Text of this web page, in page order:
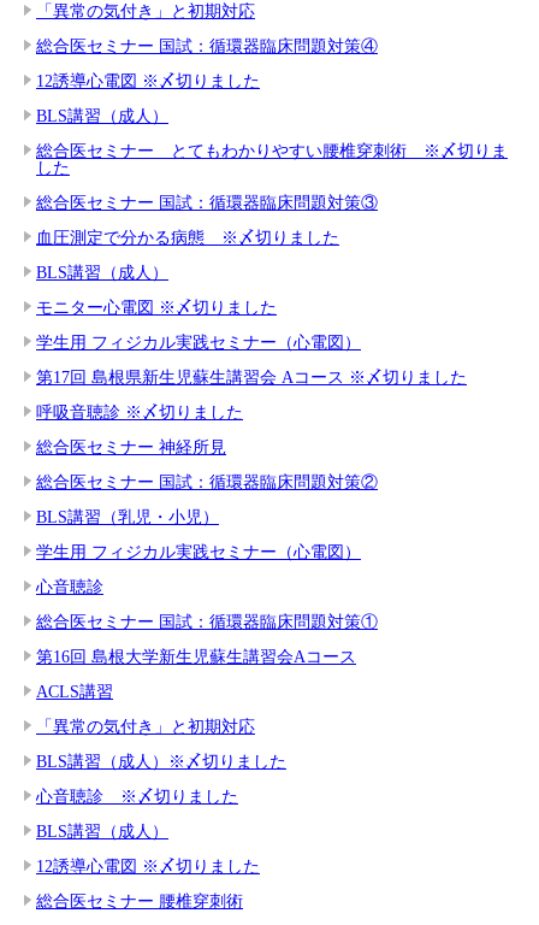
「異常の気付き」と初期対応
総合医セミナー 国試：循環器臨床問題対策④
12誘導心電図 ※〆切りました
BLS講習（成人）
総合医セミナー とてもわかりやすい腰椎穿刺術 ※〆切りま
した
総合医セミナー 国試：循環器臨床問題対策③
血圧測定で分かる病態 ※〆切りました
BLS講習（成人）
モニター心電図 ※〆切りました
学生用 フィジカル実践セミナー（心電図）
第17回 島根県新生児蘇生講習会 Aコース ※〆切りました
呼吸音聴診 ※〆切りました
総合医セミナー 神経所見
総合医セミナー 国試：循環器臨床問題対策②
BLS講習（乳児・小児）
学生用 フィジカル実践セミナー（心電図）
心音聴診
総合医セミナー 国試：循環器臨床問題対策①
第16回 島根大学新生児蘇生講習会Aコース
ACLS講習
「異常の気付き」と初期対応
BLS講習（成人）※〆切りました
心音聴診 ※〆切りました
BLS講習（成人）
12誘導心電図 ※〆切りました
総合医セミナー 腰椎穿刺術